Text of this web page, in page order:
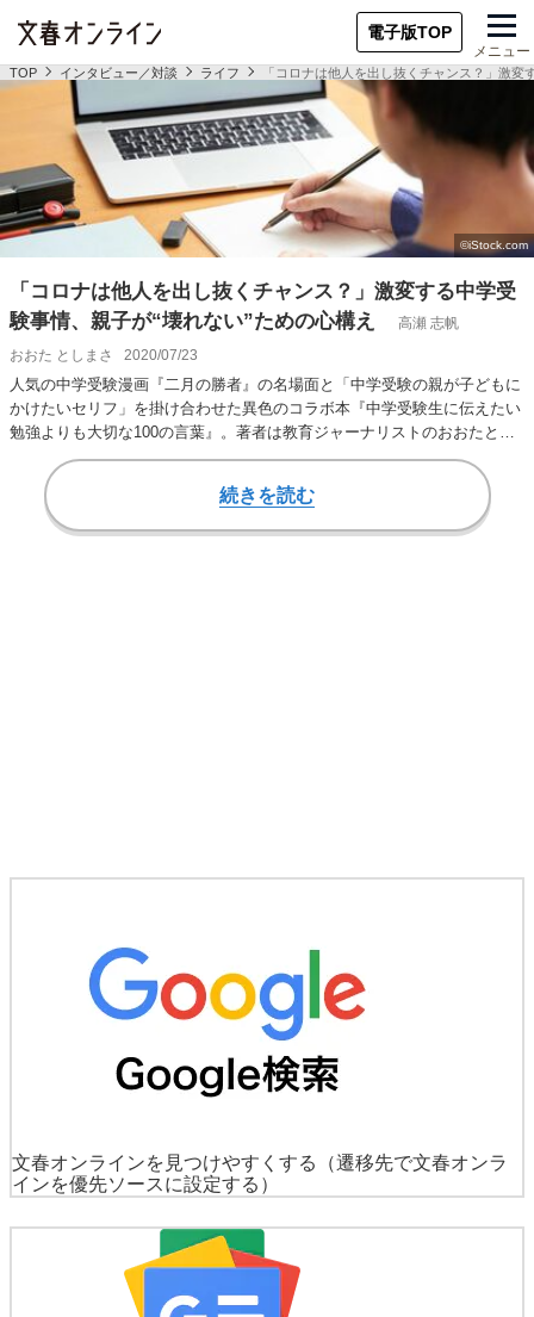
電子版TOP
メニュー
TOP インタビュー／対談 ライフ 「コロナは他人を出し抜くチャンス？」激
「コロナは他人を出し抜くチャンス？」激変する中学受
験事情、親子が“壊れない”ための心構え
高瀬 志帆
おおた としまさ
2020/07/23
人気の中学受験漫画『二月の勝者』の名場面と「中学受験の親が子どもに
かけたいセリフ」を掛け合わせた異色のコラボ本『中学受験生に伝えたい
勉強よりも大切な100の言葉』。著者は教育ジャーナリストのおおたとし
まささん。教…
続きを読む
文春オンラインを見つけやすくする
（遷移先で文春オンラ
インを優先ソースに設定する）